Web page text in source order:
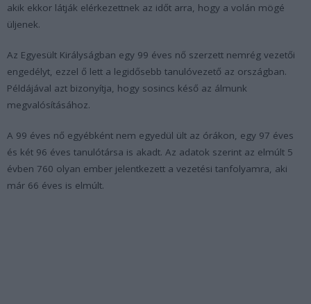
akik ekkor látják elérkezettnek az időt arra, hogy a volán mögé
üljenek.
Az Egyesült Királyságban egy 99 éves nő szerzett nemrég vezetői
engedélyt, ezzel ő lett a legidősebb tanulóvezető az országban.
Példájával azt bizonyítja, hogy sosincs késő az álmunk
megvalósításához.
A 99 éves nő egyébként nem egyedül ült az órákon, egy 97 éves
és két 96 éves tanulótársa is akadt. Az adatok szerint az elmúlt 5
évben 760 olyan ember jelentkezett a vezetési tanfolyamra, aki
már 66 éves is elmúlt.